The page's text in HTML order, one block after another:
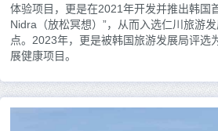
体验项目，更是在2021年开发并推出韩国
Nidra（放松冥想）”，从而入选仁川旅游
点。2023年，更是被韩国旅游发展局评选
展健康项目。